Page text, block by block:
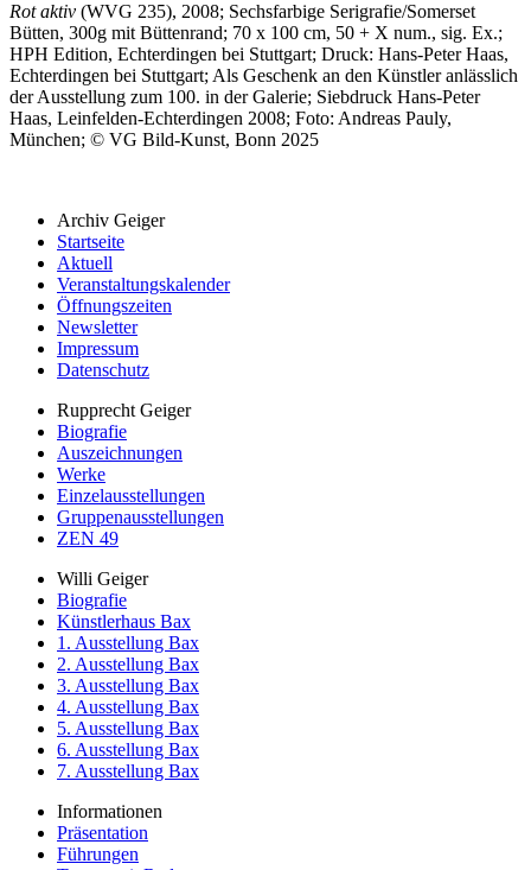
Rot aktiv (WVG 235), 2008; Sechsfarbige Serigrafie/Somerset
Bütten, 300g mit Büttenrand; 70 x 100 cm, 50 + X num., sig. Ex.;
HPH Edition, Echterdingen bei Stuttgart; Druck: Hans-Peter Haas,
Echterdingen bei Stuttgart; Als Geschenk an den Künstler anlässlich
der Ausstellung zum 100. in der Galerie; Siebdruck Hans-Peter
Haas, Leinfelden-Echterdingen 2008; Foto: Andreas Pauly,
München; © VG Bild-Kunst, Bonn 2025
Archiv Geiger
Startseite
Aktuell
Veranstaltungskalender
Öffnungszeiten
Newsletter
Impressum
Datenschutz
Rupprecht Geiger
Biografie
Auszeichnungen
Werke
Einzelausstellungen
Gruppenausstellungen
ZEN 49
Willi Geiger
Biografie
Künstlerhaus Bax
1. Ausstellung Bax
2. Ausstellung Bax
3. Ausstellung Bax
4. Ausstellung Bax
5. Ausstellung Bax
6. Ausstellung Bax
7. Ausstellung Bax
Informationen
Präsentation
Führungen